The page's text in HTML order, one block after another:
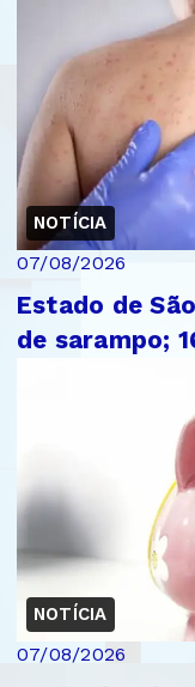
NOTÍCIA
07/08/2026
Estado de
de sarampo;
NOTÍCIA
07/08/2026